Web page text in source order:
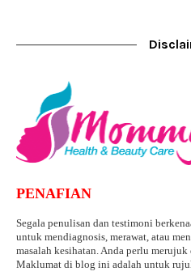
PENAFIAN
Segala penulisan dan testimoni
untuk mendiagnosis, merawat, atau
masalah kesihatan. Anda perlu
Maklumat di blog ini adalah untuk